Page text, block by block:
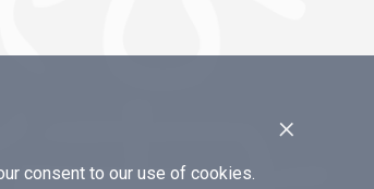
×
consent to our use of cookies.